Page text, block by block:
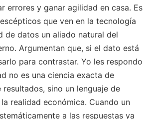
errores y ganar agilidad en casa. Es
que ven en la tecnología
de datos un aliado natural del
Argumentan que, si el dato está
para contrastar. Yo les respondo
no es una ciencia exacta de
sino un lenguaje de
realidad económica. Cuando un
a las respuestas ya